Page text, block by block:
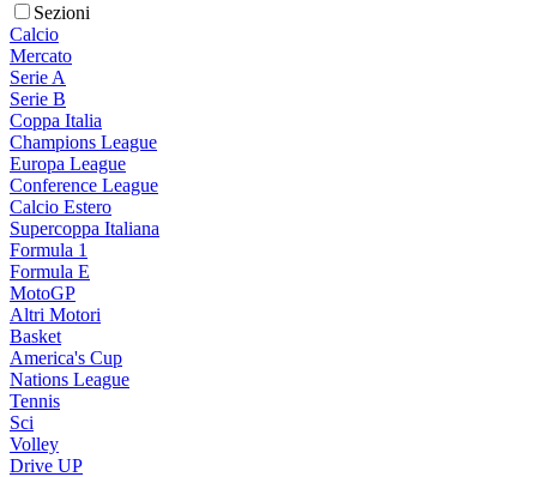
Sezioni
Calcio
Mercato
Serie A
Serie B
Coppa Italia
Champions League
Europa League
Conference League
Calcio Estero
Supercoppa Italiana
Formula 1
Formula E
MotoGP
Altri Motori
Basket
America's Cup
Nations League
Tennis
Sci
Volley
Drive UP